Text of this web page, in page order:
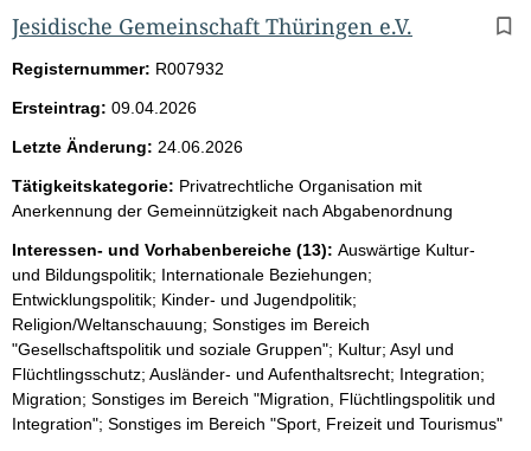
Jesidische Gemeinschaft Thüringen e.V.
Registernummer: R007932
Ersteintrag: 09.04.2026
Letzte Änderung: 24.06.2026
Tätigkeitskategorie: Privatrechtliche Organisation mit
Anerkennung der Gemeinnützigkeit nach Abgabenordnung
Interessen- und Vorhabenbereiche (13): Auswärtige Kultur-
und Bildungspolitik; Internationale Beziehungen;
Entwicklungspolitik; Kinder- und Jugendpolitik;
Religion/Weltanschauung; Sonstiges im Bereich
"Gesellschaftspolitik und soziale Gruppen"; Kultur; Asyl und
Flüchtlingsschutz; Ausländer- und Aufenthaltsrecht; Integration;
Migration; Sonstiges im Bereich "Migration, Flüchtlingspolitik und
Integration"; Sonstiges im Bereich "Sport, Freizeit und Tourismus"